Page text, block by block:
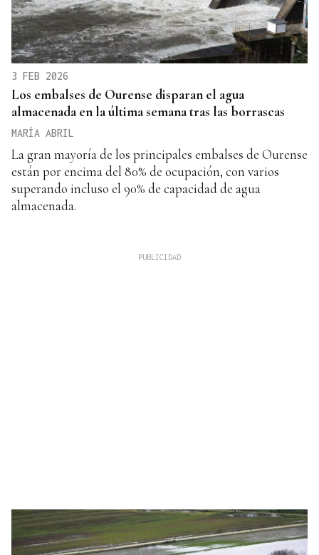
3 FEB 2026
Los embalses de Ourense disparan el agua
almacenada en la última semana tras las borrascas
MARÍA ABRIL
La gran mayoría de los principales embalses de Ourense
están por encima del 80% de ocupación, con varios
superando incluso el 90% de capacidad de agua
almacenada.